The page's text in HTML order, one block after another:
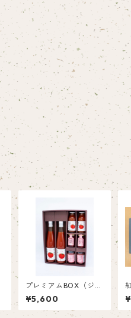
プレミアムBOX（ジュ
ースとスプレッドのギ
フトセット）
¥5,600